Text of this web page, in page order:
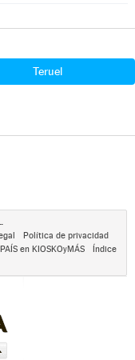
Teruel
Política de privacidad
en KIOSKOyMÁS
Índice